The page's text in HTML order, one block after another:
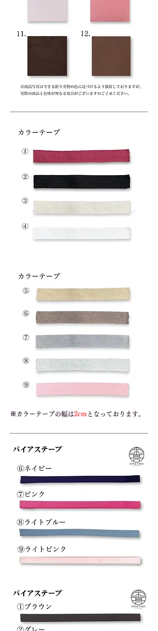
※カラーテープの幅は2cm となっております。